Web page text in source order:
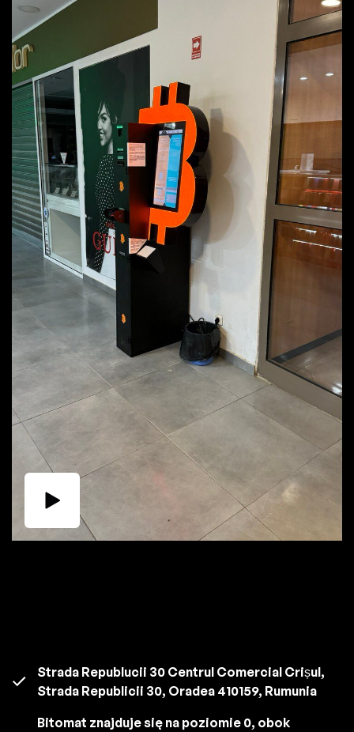
Strada Republucii 30 Centrul Comercial Crișul,
Strada Republicii 30, Oradea 410159, Rumunia
Bitomat znajduje się na poziomie 0, obok